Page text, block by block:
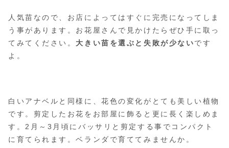
人気苗なので、お店によってはすぐに完売になってしま
う事があります。お花屋さんで見かけたらぜひ手に取っ
てみてください。 大きい苗を選ぶと失敗が少ないです
よ。
白いアナベルと同様に、花色の変化がとても美しい植物
です。剪定したお花をお部屋に飾ると更に長く楽しめま
す。2月～3月頃にバッサリと剪定する事でコンパクト
に育てられます。ベランダで育ててみませんか。